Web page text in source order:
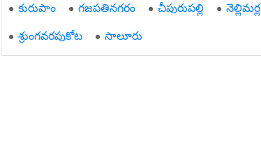
కురుపాం గజపతినగరం చీపురుపల్లి నెల్లిమర్ల
శ్రుంగవరపుకోట
సాలూరు